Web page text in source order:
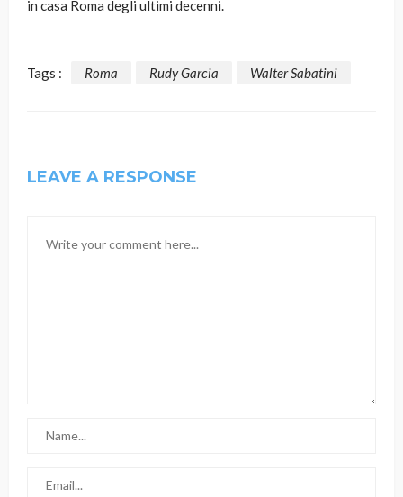
in casa Roma degli ultimi decenni.
Tags : Roma Rudy Garcia Walter Sabatini
LEAVE A RESPONSE